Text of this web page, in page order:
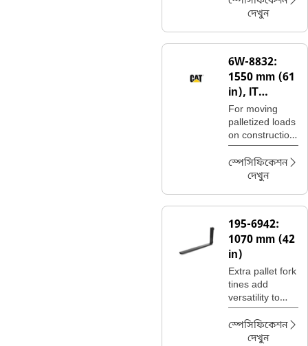
carriages may
দেখুন
6W-8832:
1550 mm (61
in), IT
Coupler,
Class III
For moving
palletized loads
on construction
sites, handling
bagged fertilizer
and seed at
স্পেসিফিকেশন
দেখুন
195-6942:
1070 mm (42
in)
Extra pallet fork
tines add
versatility to
pallet fork
carriages for
moving a wide
স্পেসিফিকেশন
দেখুন